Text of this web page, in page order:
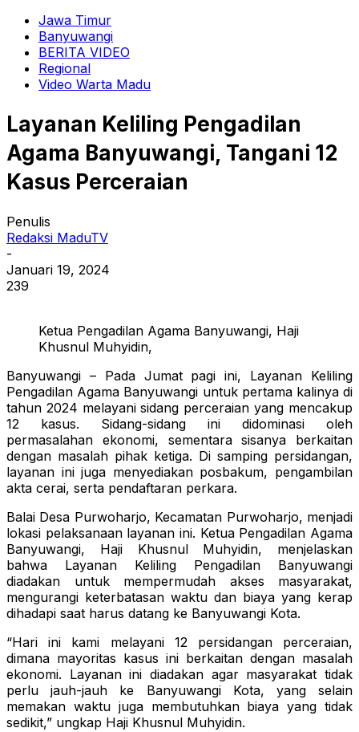
Jawa Timur
Banyuwangi
BERITA VIDEO
Regional
Video Warta Madu
Layanan Keliling Pengadilan
Agama Banyuwangi, Tangani 12
Kasus Perceraian
Penulis
Redaksi MaduTV
-
Januari 19, 2024
239
Ketua Pengadilan Agama Banyuwangi, Haji
Khusnul Muhyidin,
Banyuwangi – Pada Jumat pagi ini, Layanan Keliling
Pengadilan Agama Banyuwangi untuk pertama kalinya di
tahun 2024 melayani sidang perceraian yang mencakup
12 kasus. Sidang-sidang ini didominasi oleh
permasalahan ekonomi, sementara sisanya berkaitan
dengan masalah pihak ketiga. Di samping persidangan,
layanan ini juga menyediakan posbakum, pengambilan
akta cerai, serta pendaftaran perkara.
Balai Desa Purwoharjo, Kecamatan Purwoharjo, menjadi
lokasi pelaksanaan layanan ini. Ketua Pengadilan Agama
Banyuwangi, Haji Khusnul Muhyidin, menjelaskan
bahwa Layanan Keliling Pengadilan Banyuwangi
diadakan untuk mempermudah akses masyarakat,
mengurangi keterbatasan waktu dan biaya yang kerap
dihadapi saat harus datang ke Banyuwangi Kota.
“Hari ini kami melayani 12 persidangan perceraian,
dimana mayoritas kasus ini berkaitan dengan masalah
ekonomi. Layanan ini diadakan agar masyarakat tidak
perlu jauh-jauh ke Banyuwangi Kota, yang selain
memakan waktu juga membutuhkan biaya yang tidak
sedikit,” ungkap Haji Khusnul Muhyidin.